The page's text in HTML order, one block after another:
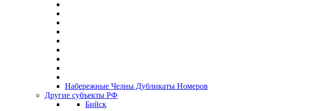
Набережные Челны Дубликаты Номеров
Другие субъекты РФ
Бийск